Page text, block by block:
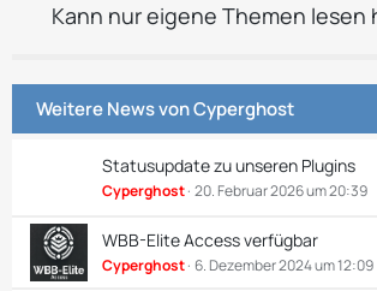
Kann nur eigene Themen
Weitere News vonCyperghost
Statusupdate zu unseren Plugins
Cyperghost 20. Februar 2026 um 20:39
WBB-Elite Access verfügbar
Cyperghost 6. Dezember 2024 um 12:09